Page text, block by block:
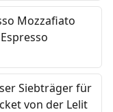
Mozzafiato
Siebträger für
von der Lelit